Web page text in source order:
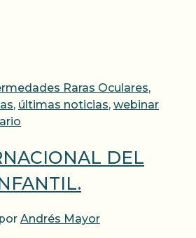
Raras Oculares,
, últimas noticias, webinar
DEL
Andrés Mayor